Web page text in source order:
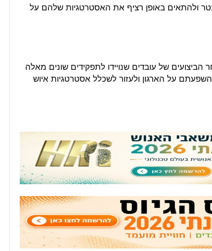
ולהתאים באופן רציף את האסטרטגיות שלהם על
של עובדים שנויידו לתפקידים שונים מאלה
על הארגון ולעזור לשכלל אסטרטגיות איוש